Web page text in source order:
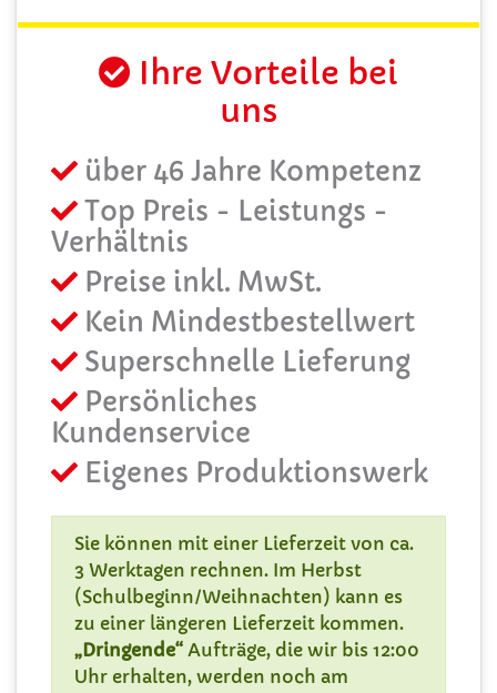
Ihre Vorteile bei
uns
über 46 Jahre Kompetenz
Top Preis - Leistungs -
Verhältnis
Preise inkl. MwSt.
Kein Mindestbestellwert
Superschnelle Lieferung
Persönliches
Kundenservice
Eigenes Produktionswerk
Sie können mit einer Lieferzeit von ca.
3 Werktagen rechnen. Im Herbst
(Schulbeginn/Weihnachten) kann es
zu einer längeren Lieferzeit kommen.
„Dringende“ Aufträge, die wir bis 12:00
Uhr erhalten, werden noch am